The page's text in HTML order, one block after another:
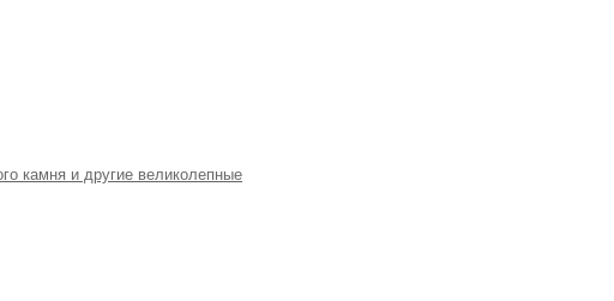
камня и другие великолепные